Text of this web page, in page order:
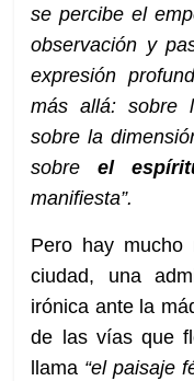
se percibe el
observación y
expresión
más allá: sobre
sobre la
sobre el
manifiesta”.
Pero hay
ciudad, una
irónica ante la
de las vías que
llama “el paisaje